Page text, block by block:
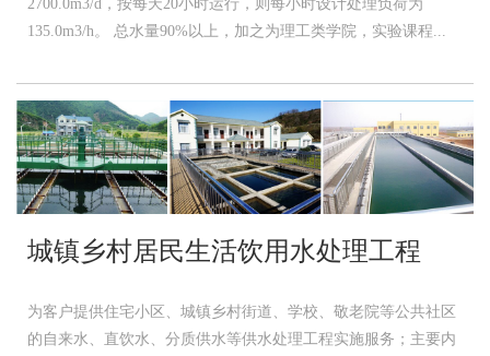
2700.0m3/d，按每天20小时运行，则每小时设计处理负荷为
135.0m3/h。 总水量90%以上，加之为理工类学院，实验课程...
城镇乡村居民生活饮用水处理工程
为客户提供住宅小区、城镇乡村街道、学校、敬老院等公共社区
的自来水、直饮水、分质供水等供水处理工程实施服务；主要内